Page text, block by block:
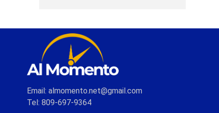
Email: almomento.net@gmail.com
Tel: 809-697-9364